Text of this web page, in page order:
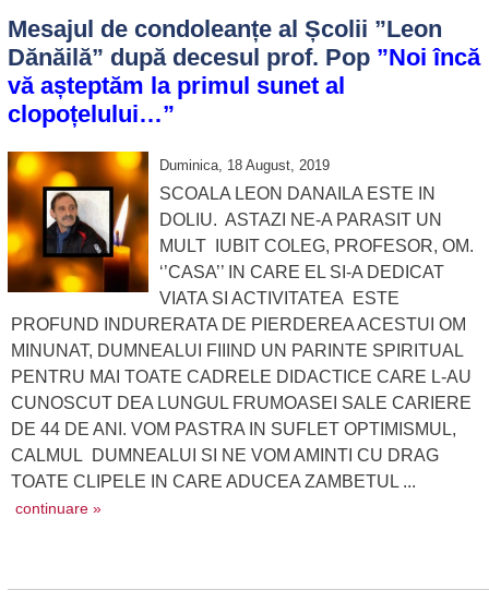
Mesajul de condoleanțe al Școlii ”Leon
Dănăilă” după decesul prof. Pop ”Noi încă
vă așteptăm la primul sunet al
clopoțelului…”
Duminica, 18 August, 2019
SCOALA LEON DANAILA ESTE IN
DOLIU. ASTAZI NE-A PARASIT UN
MULT IUBIT COLEG, PROFESOR, OM.
‘’CASA’’ IN CARE EL SI-A DEDICAT
VIATA SI ACTIVITATEA ESTE
PROFUND INDURERATA DE PIERDEREA ACESTUI OM
MINUNAT, DUMNEALUI FIIIND UN PARINTE SPIRITUAL
PENTRU MAI TOATE CADRELE DIDACTICE CARE L-AU
CUNOSCUT DEA LUNGUL FRUMOASEI SALE CARIERE
DE 44 DE ANI. VOM PASTRA IN SUFLET OPTIMISMUL,
CALMUL DUMNEALUI SI NE VOM AMINTI CU DRAG
TOATE CLIPELE IN CARE ADUCEA ZAMBETUL ...
continuare »